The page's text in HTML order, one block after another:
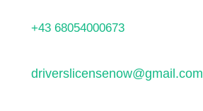
+43 68054000673
driverslicensenow@gmail.com